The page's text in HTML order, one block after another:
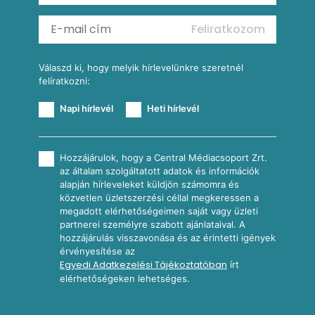
Reggeli receptek
Feliratkozom
Válaszd ki, hogy melyik hírlevelünkre szeretnél
felíratkozni:
Napi hírlevél Heti hírlevél
Hozzájárulok, hogy a Central Médiacsoport Zrt.
az általam szolgáltatott adatok és információk
alapján hírleveleket küldjön számomra és
közvetlen üzletszerzési céllal megkeressen a
megadott elérhetőségeimen saját vagy üzleti
partnerei személyre szabott ajánlataival. A
hozzájárulás visszavonása és az érintetti igények
érvényesítése az
Egyedi Adatkezelési Tájékoztatóban írt
elérhetőségeken lehetséges.